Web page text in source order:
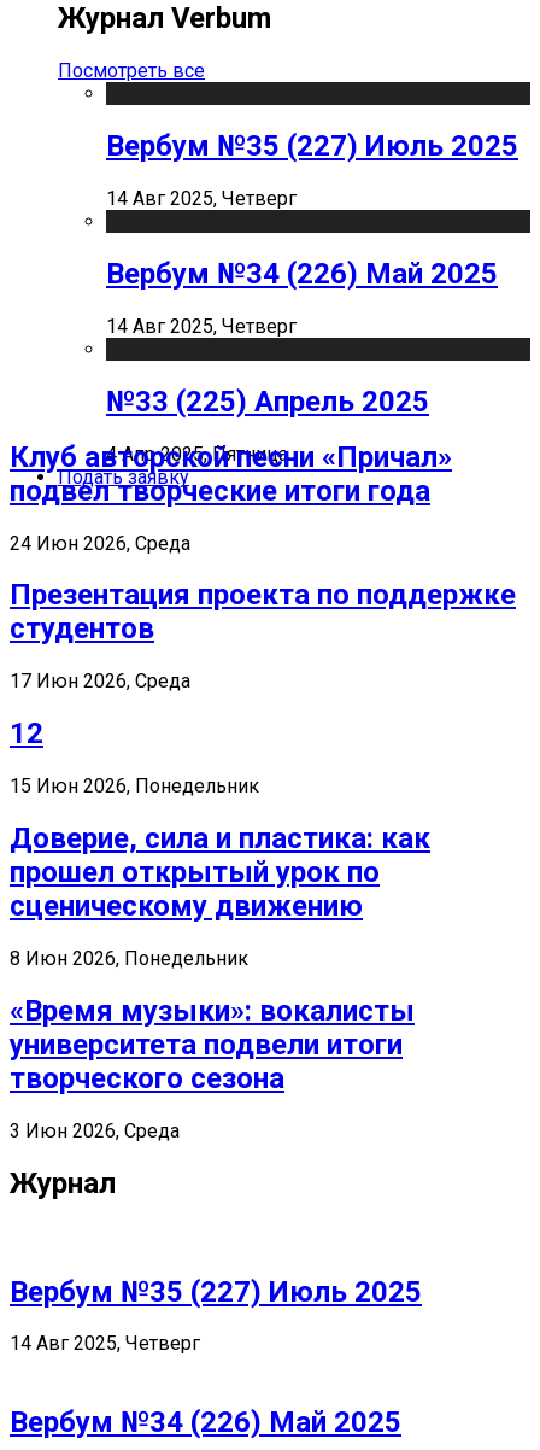
Журнал Verbum
Посмотреть все
Вербум №35 (227) Июль 2025
14 Авг 2025, Четверг
Вербум №34 (226) Май 2025
14 Авг 2025, Четверг
№33 (225) Апрель 2025
4 Апр 2025, Пятница
Подать заявку
Клуб авторской песни «Причал»
подвел творческие итоги года
24 Июн 2026, Среда
Презентация проекта по поддержке
студентов
17 Июн 2026, Среда
12
15 Июн 2026, Понедельник
Доверие, сила и пластика: как
прошел открытый урок по
сценическому движению
8 Июн 2026, Понедельник
«Время музыки»: вокалисты
университета подвели итоги
творческого сезона
3 Июн 2026, Среда
Журнал
Вербум №35 (227) Июль 2025
14 Авг 2025, Четверг
Вербум №34 (226) Май 2025